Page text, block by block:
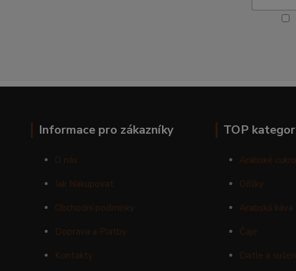
Informace pro zákazníky
O nás
Jak Nakupovat
Obchodní podmínky
Doprava a Platby
Kontakty
TOP
Arabské
Oříšky
Arabská káva
Čaje
Datle a